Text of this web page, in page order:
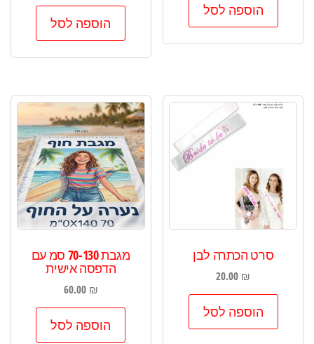
הוספה לסל
הוספה לסל
סרט הכתרה לבן
20.00 ₪
הוספה לסל
מגבת 70-130 סמ עם
הדפסה אישית
60.00 ₪
הוספה לסל